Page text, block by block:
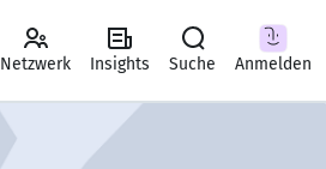
Netzwerk Insights Suche Anmelden